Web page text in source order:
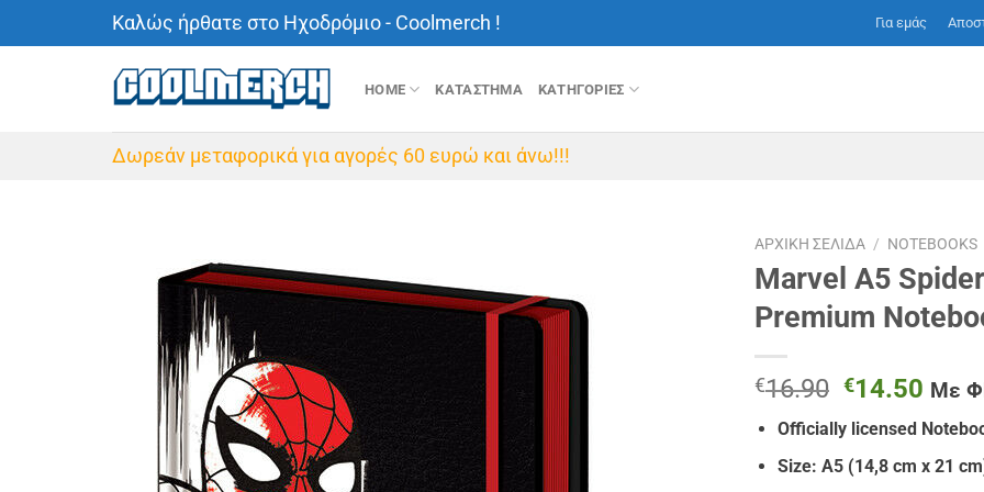
Καλώς ήρθατε στο Ηχοδρόμιο - Coolmerch ! Για εμάς
HOME ΚΑΤΑΣΤΗΜΑ ΚΑΤΗΓΟΡΙΕΣ
Δωρεάν μεταφορικά για αγορές 60 ευρώ και άνω!!!
ΑΡΧΙΚΉ ΣΕΛΊΔΑ / NOTEBOOKS
Marvel A5
Premium
€16.90 Original
price
was:
€16.90.
€14.50 Η
τιμή
Με
Officially licensed
Size: A5 (14,8 cm x 21